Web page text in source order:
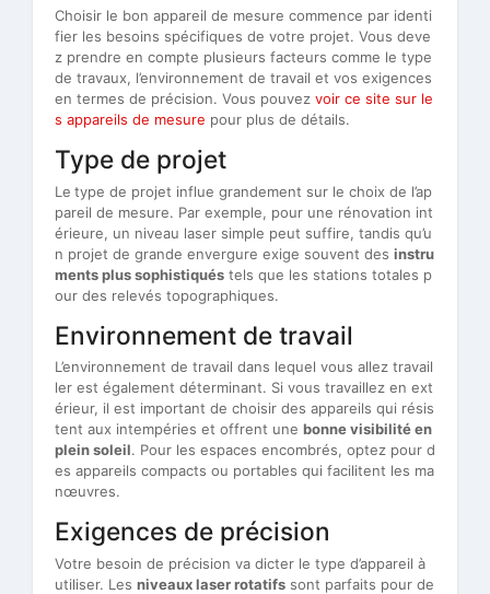
Choisir le bon appareil de mesure commence par identi
fier les besoins spécifiques de votre projet. Vous deve
z prendre en compte plusieurs facteurs comme le type
de travaux, l’environnement de travail et vos exigences
en termes de précision. Vous pouvez voir ce site sur le
s appareils de mesure pour plus de détails.
Type de projet
Le type de projet influe grandement sur le choix de l’ap
pareil de mesure. Par exemple, pour une rénovation int
érieure, un niveau laser simple peut suffire, tandis qu’u
n projet de grande envergure exige souvent des instru
ments plus sophistiqués tels que les stations totales p
our des relevés topographiques.
Environnement de travail
L’environnement de travail dans lequel vous allez travail
ler est également déterminant. Si vous travaillez en ext
érieur, il est important de choisir des appareils qui résis
tent aux intempéries et offrent une bonne visibilité en
plein soleil. Pour les espaces encombrés, optez pour d
es appareils compacts ou portables qui facilitent les ma
nœuvres.
Exigences de précision
Votre besoin de précision va dicter le type d’appareil à
utiliser. Les niveaux laser rotatifs sont parfaits pour de